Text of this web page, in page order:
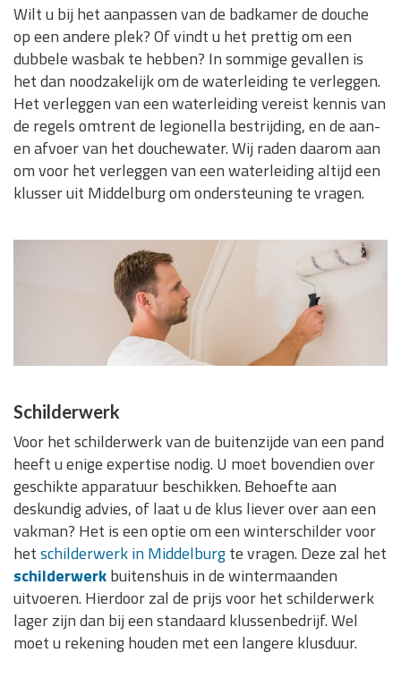
Wilt u bij het aanpassen van de badkamer de douche
op een andere plek? Of vindt u het prettig om een
dubbele wasbak te hebben? In sommige gevallen is
het dan noodzakelijk om de waterleiding te verleggen.
Het verleggen van een waterleiding vereist kennis van
de regels omtrent de legionella bestrijding, en de aan-
en afvoer van het douchewater. Wij raden daarom aan
om voor het verleggen van een waterleiding altijd een
klusser uit Middelburg om ondersteuning te vragen.
Schilderwerk
Voor het schilderwerk van de buitenzijde van een pand
heeft u enige expertise nodig. U moet bovendien over
geschikte apparatuur beschikken. Behoefte aan
deskundig advies, of laat u de klus liever over aan een
vakman? Het is een optie om een winterschilder voor
hetschilderwerk in Middelburgte vragen. Deze zal het
schilderwerkbuitenshuis in de wintermaanden
uitvoeren. Hierdoor zal de prijs voor het schilderwerk
lager zijn dan bij een standaard klussenbedrijf. Wel
moet u rekening houden met een langere klusduur.